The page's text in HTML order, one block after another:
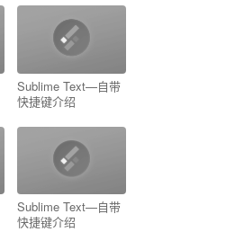
Sublime Text—自带
快捷键介绍
Sublime Text—自带
快捷键介绍